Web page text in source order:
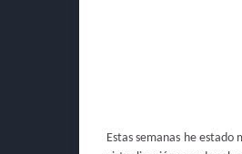
Estas semanas he